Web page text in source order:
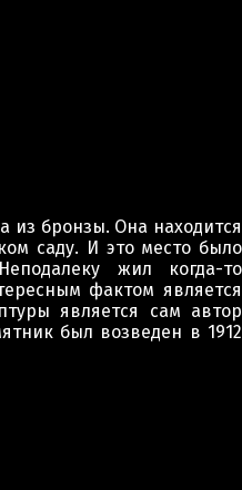
из бронзы. Она находится
саду. И это место было
жил когда-то
фактом является
является сам автор
был возведен в 1912